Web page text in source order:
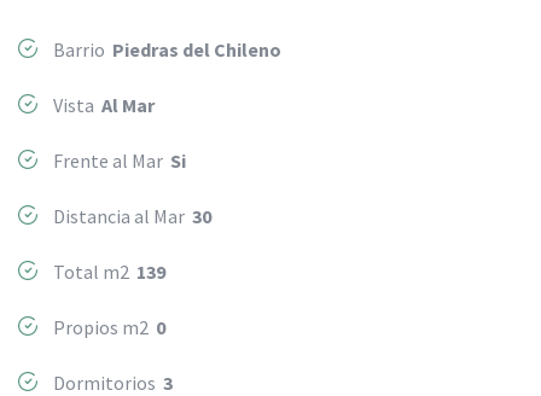
Barrio Piedras del Chileno
Vista Al Mar
Frente al Mar Si
Distancia al Mar 30
Total m2 139
Propios m2 0
Dormitorios 3